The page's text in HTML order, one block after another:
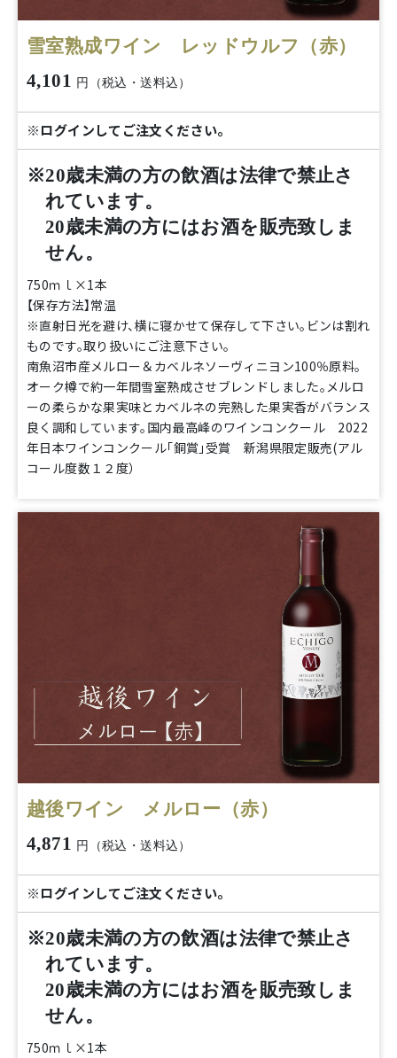
雪室熟成ワイン レッドウルフ（赤）
4,101 円（税込・送料込）
※ログインしてご注文ください。
※20歳未満の方の飲酒は法律で禁止さ
れています。
20歳未満の方にはお酒を販売致しま
せん。
750ｍｌ×1本
【保存方法】常温
※直射日光を避け、横に寝かせて保存して下さい。ビンは割れ
ものです。取り扱いにご注意下さい。
南魚沼市産メルロー＆カベルネソーヴィニヨン100％原料。
オーク樽で約一年間雪室熟成させブレンドしました。メルロ
ーの柔らかな果実味とカベルネの完熟した果実香がバランス
良く調和しています。国内最高峰のワインコンクール 2022
年日本ワインコンクール「銅賞」受賞 新潟県限定販売(アル
コール度数１２度）
越後ワイン メルロー（赤）
4,871 円（税込・送料込）
※ログインしてご注文ください。
※20歳未満の方の飲酒は法律で禁止さ
れています。
20歳未満の方にはお酒を販売致しま
せん。
750ｍｌ×1本